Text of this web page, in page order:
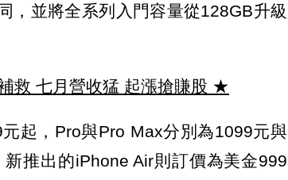
，並將全系列入門容量從128GB升級
救 七月營收猛 起漲搶賺股 ★
起，Pro與Pro Max分別為1099元與
推出的iPhone Air則訂價為美金999